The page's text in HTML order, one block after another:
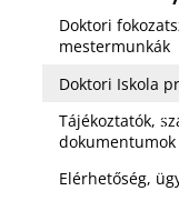
Doktori
mestermunkák
Doktori Iskola
Tájékoztatók,
dokumentumok
Elérhetőség,